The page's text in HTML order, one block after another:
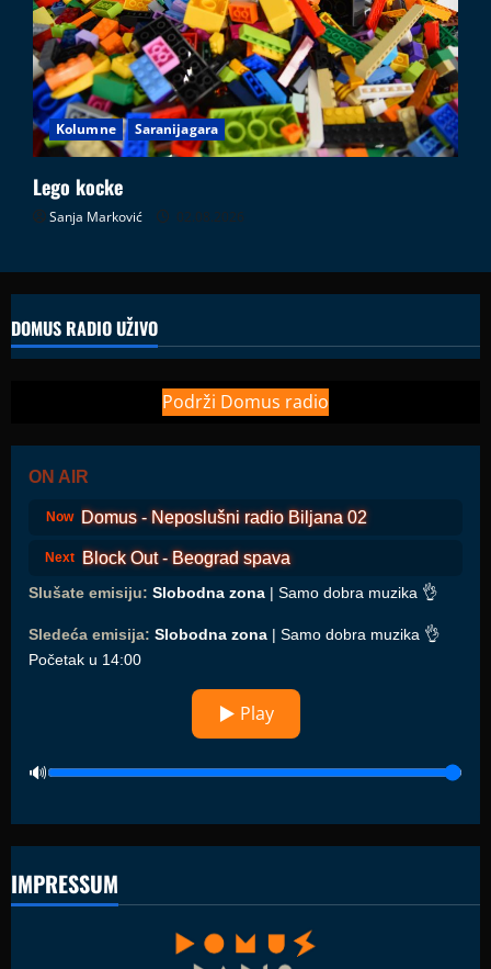
Kolumne Saranijagara
Lego kocke
Sanja Marković 02.08.2026
DOMUS RADIO UŽIVO
Podrži Domus radio
ON AIR
Now Domus - Neposlušni radio Biljana 02
Next Block Out - Beograd spava
Slušate emisiju: Slobodna zona | Samo dobra muzika 👌
Sledeća emisija: Slobodna zona | Samo dobra muzika 👌
Početak u 14:00
▶ Play
IMPRESSUM